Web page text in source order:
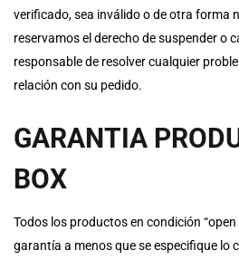
verificado, sea inválido o de otra forma
reservamos el derecho de suspender o
responsable de resolver cualquier
relación con su pedido.
GARANTIA
BOX
Todos los productos en condición “open
garantía a menos que se especifique lo